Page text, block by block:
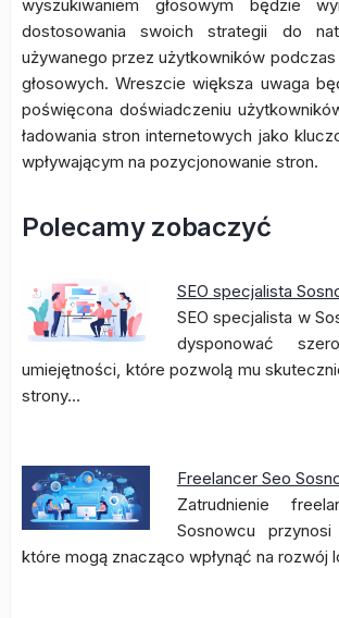
wyszukiwaniem głosowym będzie
dostosowania swoich strategii do
używanego przez użytkowników podczas
głosowych. Wreszcie większa uwaga
poświęcona doświadczeniu
ładowania stron internetowych jako
wpływającym na pozycjonowanie stron.
Polecamy zobaczyć
SEO specjalista
SEO specjalista w
dysponować
umiejętności, które pozwolą mu
strony…
Freelancer Seo
Zatrudnienie
Sosnowcu
które mogą znacząco wpłynąć na rozwój